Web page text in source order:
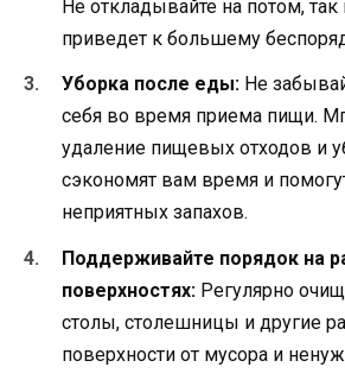
Не откладывайте на потом, так
приведет к большему
Уборка после еды: Не
себя во время приема пищи.
удаление пищевых отходов и
сэкономят вам время и
неприятных запахов.
Поддерживайте порядок на
поверхностях: Регулярно
столы, столешницы и другие
поверхности от мусора и